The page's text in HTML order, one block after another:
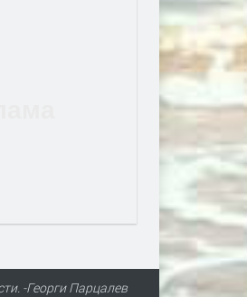
-Георги Парцалев